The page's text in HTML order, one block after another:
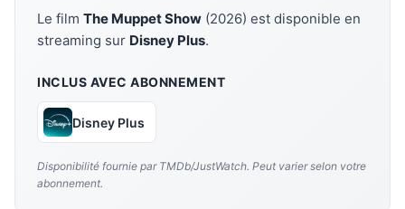
Le film The Muppet Show (2026) est disponible en
streaming sur Disney Plus.
INCLUS AVEC ABONNEMENT
Disney Plus
Disponibilité fournie par TMDb/JustWatch. Peut varier selon votre
abonnement.